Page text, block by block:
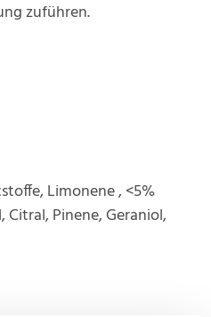
zuführen.
Limonene , <5%
Pinene, Geraniol,